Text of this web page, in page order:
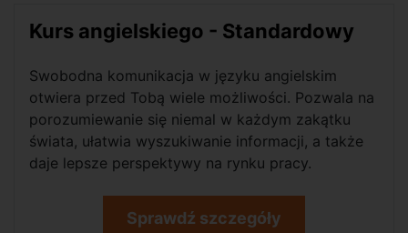
Kurs angielskiego - Standardowy
Swobodna komunikacja w języku angielskim
otwiera przed Tobą wiele możliwości. Pozwala na
porozumiewanie się niemal w każdym zakątku
świata, ułatwia wyszukiwanie informacji, a także
daje lepsze perspektywy na rynku pracy.
Sprawdź szczegóły